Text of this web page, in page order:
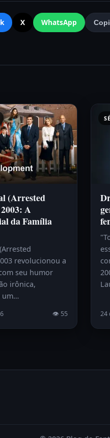
X WhatsApp
(Arrested
A
da Família
revolucionou a
seu humor
irônica,
um…
👁 55 24